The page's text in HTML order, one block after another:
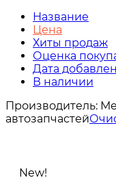
Название
Цена
Хиты продаж
Оценка
Дата
В наличии
Производитель:
автозапчастей
New!